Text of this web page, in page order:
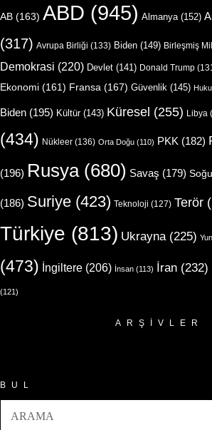
AB (163) ABD (945) Almanya(152)
(317) Avrupa Birliği (133) Biden (149) Birleşmiş
Demokrasi (220) Devlet (141) Donald Trump
Ekonomi (161) Fransa (167) Güvenlik (145)
Biden (195) Kültür(143) Küresel (255) Libya
(434) Nükleer (136) Orta Doğu (110) PKK (182)
(196) Rusya(680) Savaş (179)
(186) Suriye (423) Teknoloji (127) Terör
Türkiye (813) Ukrayna(225)
(473) İngiltere (206) İnsan (113) İran (232)
(121)
ARŞIVLER
BUL